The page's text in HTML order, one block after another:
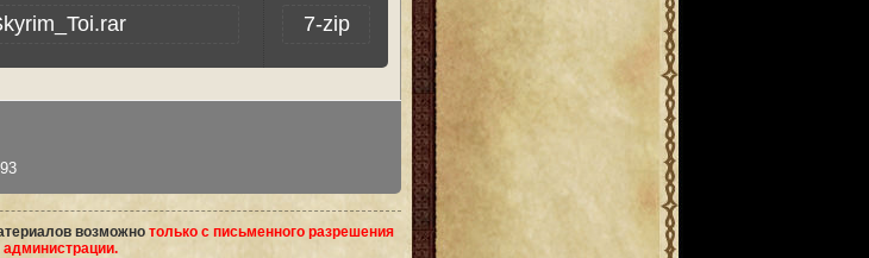
7-zip
возможно только с письменного разрешения
администрации.